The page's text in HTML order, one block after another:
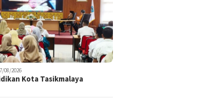
08/2026
Kota Tasikmalaya